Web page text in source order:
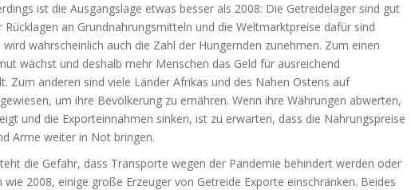
ist die Ausgangslage etwas besser als 2008: Die Getreidelager sind gut
Rücklagen an Grundnahrungsmitteln und die Weltmarktpreise dafür sind
wahrscheinlich auch die Zahl der Hungernden zunehmen. Zum einen
wächst und deshalb mehr Menschen das Geld für ausreichend
Zum anderen sind viele Länder Afrikas und des Nahen Ostens auf
um ihre Bevölkerung zu ernähren. Wenn ihre Währungen abwerten,
und die Exporteinnahmen sinken, ist zu erwarten, dass die Nahrungspreise
Arme weiter in Not bringen.
die Gefahr, dass Transporte wegen der Pandemie behindert werden oder
wie 2008, einige große Erzeuger von Getreide Exporte einschränken. Beides